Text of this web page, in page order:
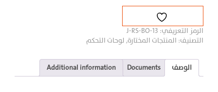
الرمز التعريفي: J-RS-BO-13
التصنيف: المنتجات المختارة,لوحات التحكم
الوصف Documents
Additional information